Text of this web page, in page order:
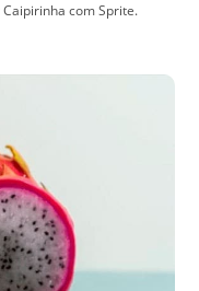
com Sprite.